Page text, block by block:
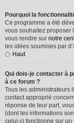
Pourquoi la
Ce programme a été
vous souhaitez proposer
vous rendre sur notre
les idées soumises par
Haut
Qui dois-je contacter à
à ce forum ?
Tous les administrateurs
contact approprié
réponse de leur part,
(dont les informations
celui-ci fonctionne sur un